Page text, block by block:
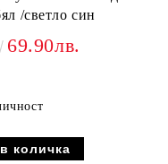
/светло син
69.90лв.